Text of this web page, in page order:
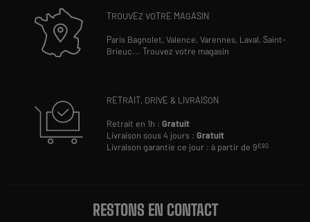
TROUVEZ VOTRE MAGASIN
Paris Bagnolet,Valence,Varennes, Laval,Saint-
Brieuc...Trouvez votre magasin
RETRAIT, DRIVE & LIVRAISON
Retrait en 1h :Gratuit
Livraison sous 4 jours :Gratuit
Livraison garantie ce jour : à partir de 9€90
RESTONS EN CONTACT